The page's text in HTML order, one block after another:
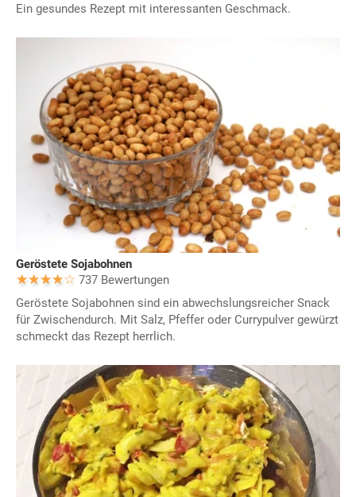
Ein gesundes Rezept mit interessanten Geschmack.
Geröstete Sojabohnen
737 Bewertungen
Geröstete Sojabohnen sind ein abwechslungsreicher Snack
für Zwischendurch. Mit Salz, Pfeffer oder Currypulver gewürzt
schmeckt das Rezept herrlich.